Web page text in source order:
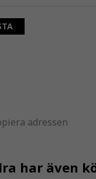
adressen
har även